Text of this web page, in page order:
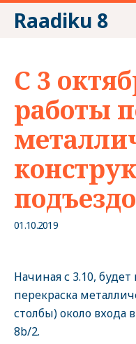
Raadiku 8
С 3
работы
01.10.2019
Начиная с 3.10,
перекраска
столбы) около входа
8b/2.